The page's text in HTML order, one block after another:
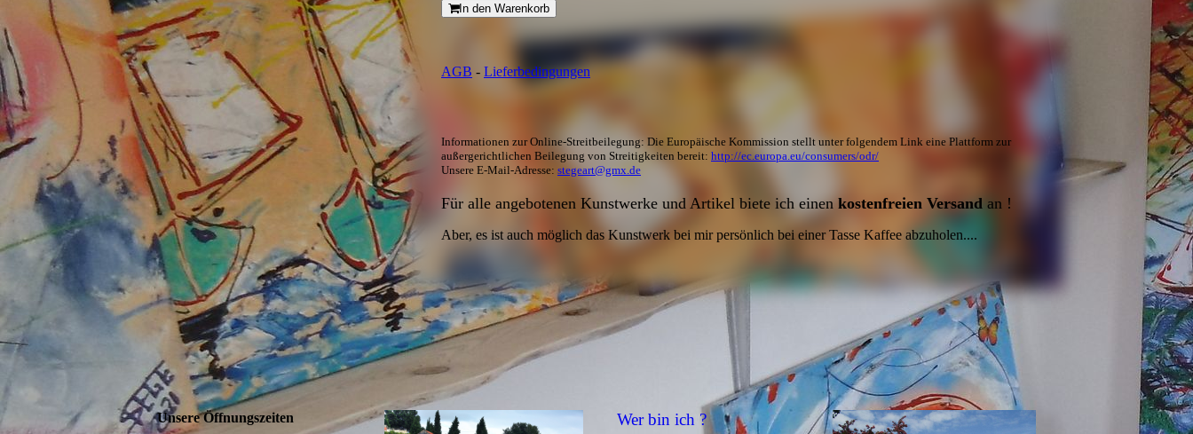
In den Warenkorb
AGB - Lieferbedingungen
Informationen zur Online-Streitbeilegung: Die Europäische Kommission stellt unter folgendem Link eine Plattform zur
außergerichtlichen Beilegung von Streitigkeiten bereit: http://ec.europa.eu/consumers/odr/
Unsere E-Mail-Adresse: stegeart@gmx.de
Für alle angebotenen Kunstwerke und Artikel biete ich einen kostenfreien Versandan !
Aber, es ist auch möglich das Kunstwerk bei mir persönlich bei einer Tasse Kaffee abzuholen....
Unsere Öffnungszeiten
Wer bin ich ?